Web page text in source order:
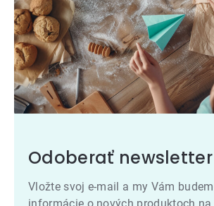
Odoberať newsletter
Vložte svoj e-mail a my Vám
informácie o nových produktoch na